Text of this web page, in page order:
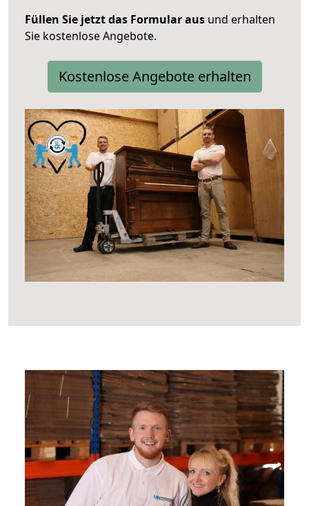
Füllen Sie jetzt das Formular aus und erhalten
Sie kostenlose Angebote.
Kostenlose Angebote erhalten